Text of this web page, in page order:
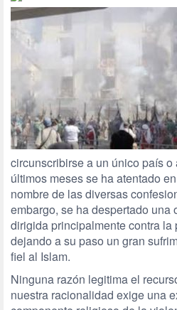
circunscribirse a un único país
últimos meses se ha atentado
nombre de las diversas
embargo, se ha despertado una
dirigida principalmente contra la
dejando a su paso un gran
fiel al Islam.
Ninguna razón legitima el
nuestra racionalidad exige una